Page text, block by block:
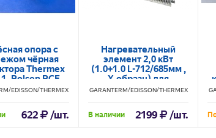
опора с
чёрная
Thermex
Rolsen RCE
EDISSON/THERMEX
622 /шт.
Нагревательный
элемент 2,0 кВт
(1.0+1.0 L-712/685мм ,
Х-образн) для
конвекторов Edisson
GARANTERM/EDISSON/THERMEX
В наличии 2199 /шт.